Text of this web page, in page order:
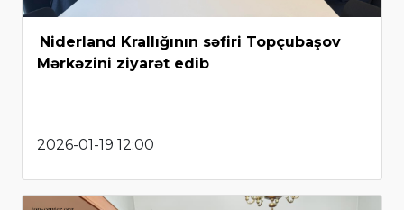
Niderland Krallığının səfiri Topçubaşov
Mərkəzini ziyarət edib
2026-01-19 12:00